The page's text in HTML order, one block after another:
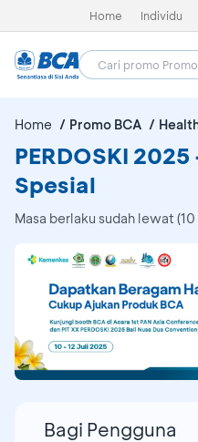
Home Individu
Home Promo BCA
PERDOSKI
Spesial
Masa berlaku sudah lewat
Bagi Pengguna